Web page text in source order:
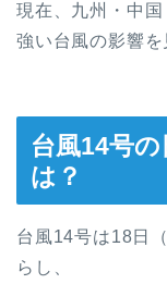
現在、九州・中
強い台風の影響を
台風14号
は？
台風14号は18日
らし、